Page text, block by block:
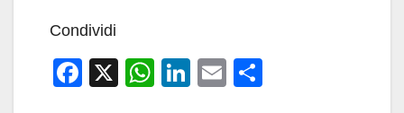
Condividi
F
X
W
Li
E